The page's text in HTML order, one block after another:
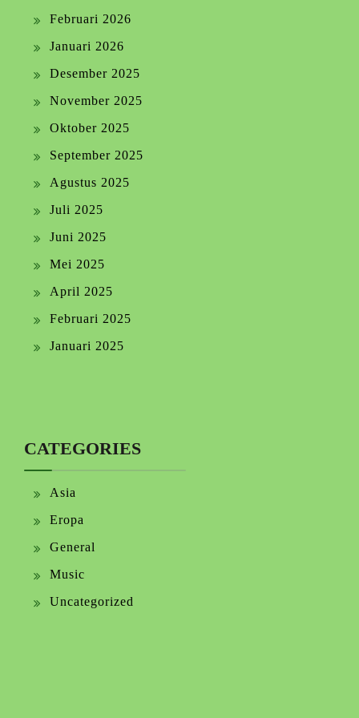
Februari 2026
Januari 2026
Desember 2025
November 2025
Oktober 2025
September 2025
Agustus 2025
Juli 2025
Juni 2025
Mei 2025
April 2025
Februari 2025
Januari 2025
CATEGORIES
Asia
Eropa
General
Music
Uncategorized